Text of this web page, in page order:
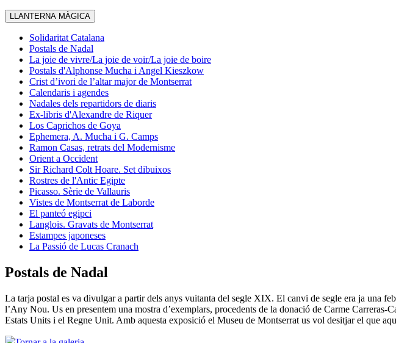
LLANTERNA MÀGICA
Solidaritat Catalana
Postals de Nadal
La joie de vivre/La joie de voir/La joie de boire
Postals d'Alphonse Mucha i Angel Kieszkow
Crist d’ivori de l’altar major de Montserrat
Calendaris i agendes
Nadales dels repartidors de diaris
Ex-libris d'Alexandre de Riquer
Los Caprichos de Goya
Ephemera, A. Mucha i G. Camps
Ramon Casas, retrats del Modernisme
Orient a Occident
Sir Richard Colt Hoare. Set dibuixos
Rostres de l'Antic Egipte
Picasso. Sèrie de Vallauris
Vistes de Montserrat de Laborde
El panteó egipci
Langlois. Gravats de Montserrat
Estampes japoneses
La Passió de Lucas Cranach
Postals de Nadal
La tarja postal es va divulgar a partir dels anys vuitanta del segle XIX. El canvi de segle era ja una
l’Any Nou. Us en presentem una mostra d’exemplars, procedents de la donació de Carme
Estats Units i el Regne Unit. Amb aquesta exposició el Museu de Montserrat us vol desitjar el que